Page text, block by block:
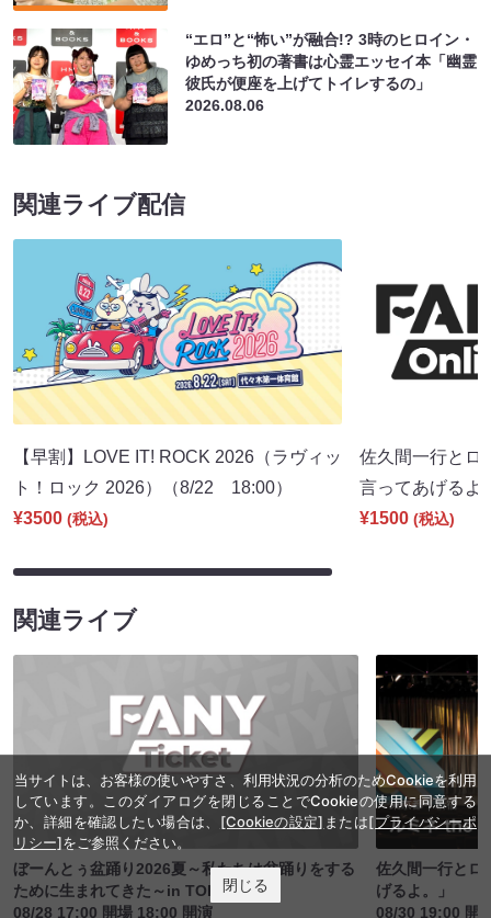
“エロ”と“怖い”が融合!? 3時のヒロイン・
ゆめっち初の著書は心霊エッセイ本「幽霊
彼氏が便座を上げてトイレするの」
2026.08.06
関連ライブ配信
【早割】LOVE IT! ROCK 2026（ラヴィッ
ト！ロック 2026）（8/22 18:00）
¥3500 (税込)
佐久間一行とロ
言ってあげる
¥1500 (税込)
関連ライブ
ぼーんとぅ盆踊り2026夏～私たちは盆踊りをする
ために生まれてきた～in TOKYO
08/28 17:00 開場 18:00 開演
佐久間一行とロ
げるよ。」
08/30 19:00 開
当サイトは、お客様の使いやすさ、利用状況の分析のためCookieを利用
しています。このダイアログを閉じることでCookieの使用に同意する
か、詳細を確認したい場合は、 [Cookieの設定] または[プライバシーポ
リシー]をご参照ください。
閉じる